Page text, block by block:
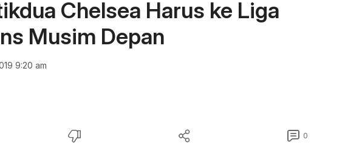
Chelsea Harus ke Liga
Musim Depan
9:20 am
0